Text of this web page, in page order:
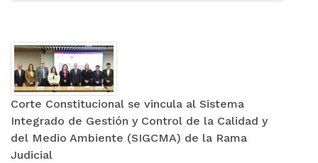
Corte Constitucional se vincula al Sistema
Integrado de Gestión y Control de la Calidad y
del Medio Ambiente (SIGCMA) de la Rama
Judicial